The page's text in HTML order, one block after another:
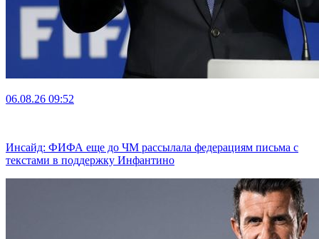
06.08.26 09:52
Инсайд: ФИФА еще до ЧМ рассылала федерациям письма с
текстами в поддержку Инфантино